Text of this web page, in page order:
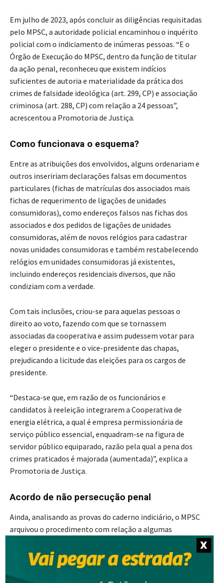
Em julho de 2023, após concluir as diligências requisitadas
pelo MPSC, a autoridade policial encaminhou o inquérito
policial com o indiciamento de inúmeras pessoas. “E o
Órgão de Execução do MPSC, dentro da função de titular
da ação penal, reconheceu que existem indícios
suficientes de autoria e materialidade da prática dos
crimes de falsidade ideológica (art. 299, CP) e associação
criminosa (art. 288, CP) com relação a 24 pessoas”,
acrescentou a Promotoria de Justiça.
Como funcionava o esquema?
Entre as atribuições dos envolvidos, alguns ordenariam e
outros inseririam declarações falsas em documentos
particulares (fichas de matrículas dos associados mais
fichas de requerimento de ligações de unidades
consumidoras), como endereços falsos nas fichas dos
associados e dos pedidos de ligações de unidades
consumidoras, além de novos relógios para cadastrar
novas unidades consumidoras e também restabelecendo
relógios em unidades consumidoras já existentes,
incluindo endereços residenciais diversos, que não
condiziam com a verdade.
Com tais inclusões, criou-se para aquelas pessoas o
direito ao voto, fazendo com que se tornassem
associadas da cooperativa e assim pudessem votar para
eleger o presidente e o vice-presidente das chapas,
prejudicando a licitude das eleições para os cargos de
presidente.
“Destaca-se que, em razão de os funcionários e
candidatos à reeleição integrarem a Cooperativa de
energia elétrica, a qual é empresa permissionária de
serviço público essencial, enquadram-se na figura de
servidor público equiparado, razão pela qual a pena dos
crimes praticados é majorada (aumentada)”, explica a
Promotoria de Justiça.
Acordo de não persecução penal
Ainda, analisando as provas do caderno indiciário, o MPSC
arquivou o procedimento com relação a algumas
prática do crime.
Já com relação a outras 27 pessoas, às quais se imputa
X